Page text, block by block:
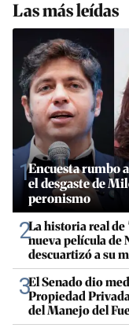
Las más leídas
1Encuesta rumbo
el desgaste de
peronismo
2La historia real de
nueva película de
descuartizó a su
3El Senado dio
Propiedad
del Manejo del